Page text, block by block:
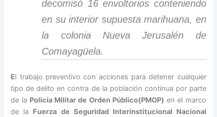
decomisó 16 envoltorios conteniendo
en su interior supuesta marihuana, en
la colonia Nueva Jerusalén de
Comayagüela.
El trabajo preventivo con acciones para detener cualquier
tipo de delito en contra de la población continua por parte
de la Policía Militar de Orden Público(PMOP) en el marco
de la Fuerza de Seguridad Interinstitucional Nacional